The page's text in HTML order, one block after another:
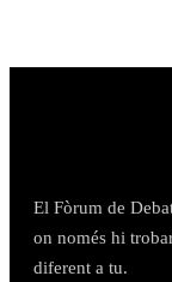
El Fòrum de
on només hi
diferent a tu.